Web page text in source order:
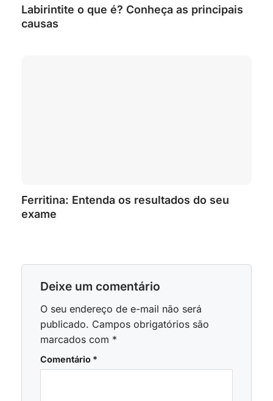
Labirintite o que é? Conheça as principais
causas
Ferritina: Entenda os resultados do seu
exame
Deixe um comentário
O seu endereço de e-mail não será
publicado. Campos obrigatórios são
marcados com *
Comentário *